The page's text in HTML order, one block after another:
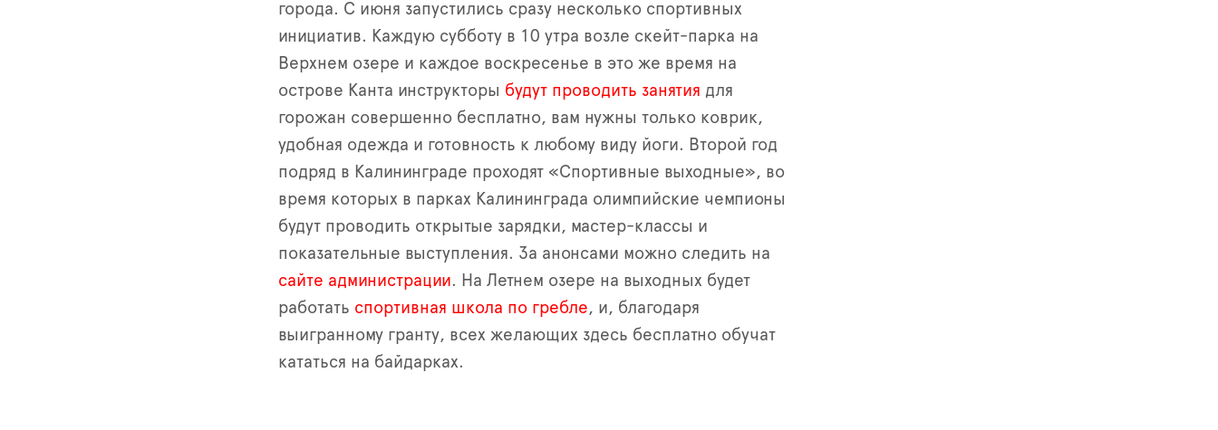
города. С июня запустились сразу несколько спортивных
инициатив. Каждую субботу в 10 утра возле скейт-парка на
Верхнем озере и каждое воскресенье в это же время на
острове Канта инструкторы будут проводить занятия для
горожан совершенно бесплатно, вам нужны только коврик,
удобная одежда и готовность к любому виду йоги. Второй год
подряд в Калининграде проходят «Спортивные выходные», во
время которых в парках Калининграда олимпийские чемпионы
будут проводить открытые зарядки, мастер-классы и
показательные выступления. За анонсами можно следить на
сайте администрации. На Летнем озере на выходных будет
работать спортивная школа по гребле, и, благодаря
выигранному гранту, всех желающих здесь бесплатно обучат
кататься на байдарках.